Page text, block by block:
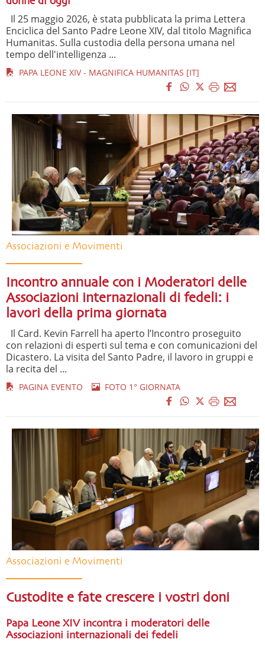
Il 25 maggio 2026, è stata pubblicata la prima Lettera
Enciclica del Santo Padre Leone XIV, dal titolo Magnifica
Humanitas. Sulla custodia della persona umana nel
tempo dell'intelligenza ...
PAPA LEONE XIV - MAGNIFICA HUMANITAS [IT]
Associazioni e Movimenti
Incontro annuale con i Moderatori delle
Associazioni internazionali di fedeli: i
lavori della prima giornata
Il Card. Kevin Farrell ha aperto l’Incontro proseguito
con relazioni di esperti sul tema e con comunicazioni del
Dicastero. La visita del Santo Padre, il lavoro in gruppi e
la recita del ...
PAGINA EVENTO FOTO 1° GIORNATA
Associazioni e Movimenti
Custodite e fate crescere i vostri doni
Papa Leone XIV incontra i moderatori delle
Associazioni internazionali dei fedeli